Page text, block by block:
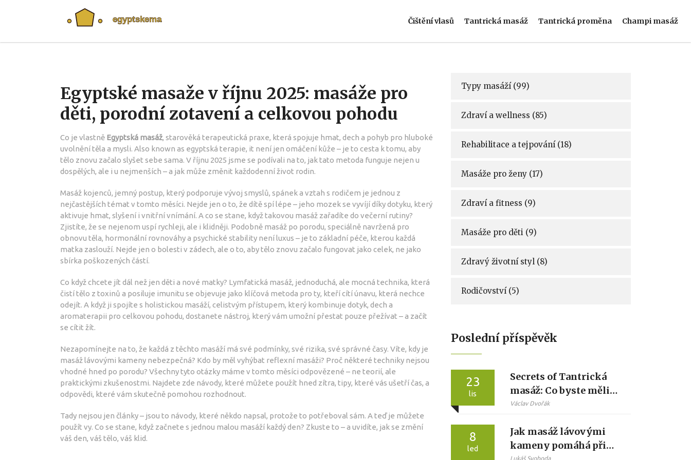
Čištění vlasů Tantrická masáž Tantrická proměna Champi masáž
Egyptské masaže v říjnu 2025: masáže pro
děti, porodní zotavení a celkovou pohodu
Co je vlastně Egyptská masáž, starověká terapeutická praxe, která spojuje hmat, dech a pohyb pro hluboké
uvolnění těla a mysli. Also known as egyptská terapie, it není jen omáčení kůže – je to cesta k tomu, aby
tělo znovu začalo slyšet sebe sama. V říjnu 2025 jsme se podívali na to, jak tato metoda funguje nejen u
dospělých, ale i u nejmenších – a jak může změnit každodenní život rodin.
Masáž kojenců, jemný postup, který podporuje vývoj smyslů, spánek a vztah s rodičem je jednou z
nejčastějších témat v tomto měsíci. Nejde jen o to, že dítě spí lépe – jeho mozek se vyvíjí díky dotyku, který
aktivuje hmat, slyšení i vnitřní vnímání. A co se stane, když takovou masáž zařadíte do večerní rutiny?
Zjistíte, že se nejenom uspí rychleji, ale i klidněji. Podobně masáž po porodu, speciálně navržená pro
obnovu těla, hormonální rovnováhy a psychické stability není luxus – je to základní péče, kterou každá
matka zaslouží. Nejde jen o bolesti v zádech, ale o to, aby tělo znovu začalo fungovat jako celek, ne jako
sbírka poškozených částí.
Co když chcete jít dál než jen děti a nové matky? Lymfatická masáž, jednoduchá, ale mocná technika, která
čistí tělo z toxinů a posiluje imunitu se objevuje jako klíčová metoda pro ty, kteří cítí únavu, která nechce
odejít. A když ji spojíte s holistickou masáží, celistvým přístupem, který kombinuje dotyk, dech a
aromaterapii pro celkovou pohodu, dostanete nástroj, který vám umožní přestat pouze přežívat – a začít
se cítit žít.
Nezapomínejte na to, že každá z těchto masáží má své podmínky, své rizika, své správné časy. Víte, kdy je
masáž lávovými kameny nebezpečná? Kdo by měl vyhýbat reflexní masáži? Proč některé techniky nejsou
vhodné hned po porodu? Všechny tyto otázky máme v tomto měsíci odpovězené – ne teorií, ale
praktickými zkušenostmi. Najdete zde návody, které můžete použít hned zítra, tipy, které vás ušetří čas, a
odpovědi, které vám skutečně pomohou rozhodnout.
Tady nejsou jen články – jsou to návody, které někdo napsal, protože to potřeboval sám. A teď je můžete
použít vy. Co se stane, když začnete s jednou malou masáží každý den? Zkuste to – a uvidíte, jak se změní
váš den, váš tělo, váš klid.
Typy masáží (99)
Zdraví a wellness (85)
Rehabilitace a tejpování (18)
Masáže pro ženy (17)
Zdraví a fitness (9)
Masáže pro děti (9)
Zdravý životní styl (8)
Rodičovství (5)
Poslední příspěvěk
23
lis
Secrets of Tantrická
masáž: Co byste měli
vědět
Václav Dvořák
8
led
Jak masáž lávovými
kameny pomáhá při
Lukáš Svoboda